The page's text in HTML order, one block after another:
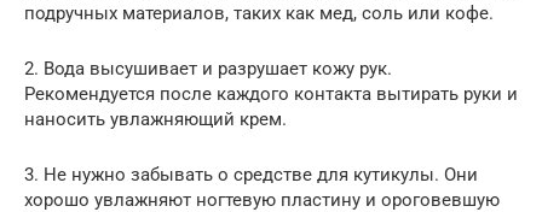
подручных материалов, таких как мед, соль или кофе.
2. Вода высушивает и разрушает кожу рук.
Рекомендуется после каждого контакта вытирать руки и
наносить увлажняющий крем.
3. Не нужно забывать о средстве для кутикулы. Они
хорошо увлажняют ногтевую пластину и ороговевшую